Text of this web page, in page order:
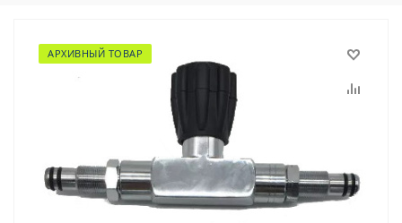
АРХИВНЫЙ ТОВАР